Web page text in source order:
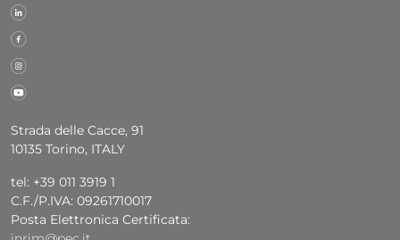
Strada delle Cacce, 91
10135 Torino, ITALY
tel: +39 011 3919 1
C.F./P.IVA: 09261710017
Posta Elettronica Certificata: